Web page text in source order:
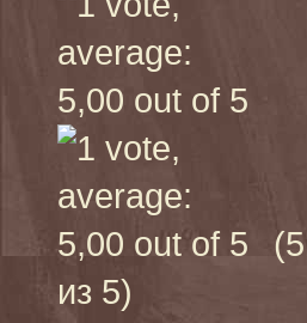
из 5)